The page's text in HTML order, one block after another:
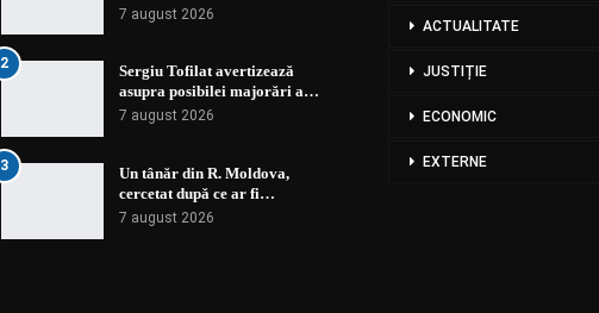
7 august 2026
2
Sergiu Tofilat avertizează
asupra posibilei majorări a…
7 august 2026
3
Un tânăr din R. Moldova,
cercetat după ce ar fi…
7 august 2026
ACTUALITATE
JUSTIȚIE
ECONOMIC
EXTERNE